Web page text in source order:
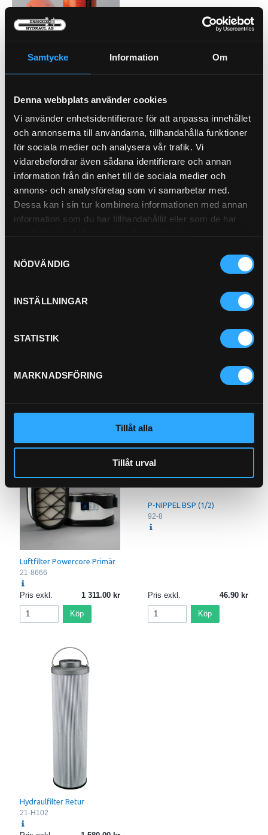
Samtycke Information Om
Denna webbplats använder cookies
Vi använder enhetsidentifierare för att anpassa innehållet
och annonserna till användarna, tillhandahålla funktioner
för sociala medier och analysera vår trafik. Vi
vidarebefordrar även sådana identifierare och annan
information från din enhet till de sociala medier och
annons- och analysföretag som vi samarbetar med.
Dessa kan i sin tur kombinera informationen med annan
information som du har tillhandahållit eller som de har
NÖDVÄNDIG
INSTÄLLNINGAR
STATISTIK
MARKNADSFÖRING
Tillåt alla
Tillåt urval
21-546
(0.81 inch)
Overall Length 95.4 mm
(3.76 inch)
Outer Diameter 48.4 mm
(1.91 inch) …
Length 87.8 mm (3.76
inch)
1 259.00
Luftfilter Powercore Primär
21-8666
Pris exkl. 1 311.00
Köp
P-NIPPEL BSP (1/2)
92-8
Pris exkl. 46.90
Köp
Hydraulfilter Retur
21-H102